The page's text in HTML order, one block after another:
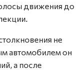
движения до
не
автомобилем он
а после